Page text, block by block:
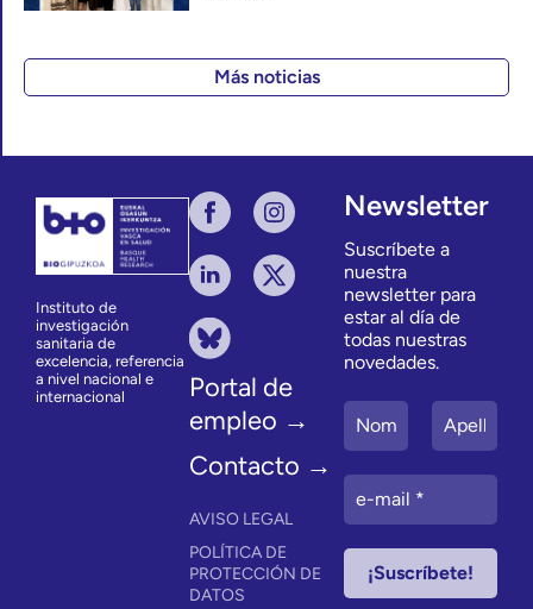
Más noticias
Instituto de
investigación
sanitaria de
excelencia, referencia
a nivel nacional e
internacional
Portal de
empleo →
Contacto →
AVISO LEGAL
POLÍTICA DE
PROTECCIÓN DE
DATOS
Newsletter
Suscríbete a
nuestra
newsletter para
estar al día de
todas nuestras
novedades.